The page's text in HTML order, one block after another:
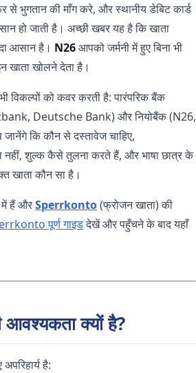
से भुगतान की माँग करे, और स्थानीय डेबिट कार्ड
हो जाती है। अच्छी खबर यह है कि खाता
आसान है। N26आपको जर्मनी में हुए बिना भी
खाता खोलने देता है।
विकल्पों को कवर करती है: पारंपरिक बैंक
Deutsche Bank) और नियोबैंक (N26,
कि कौन से दस्तावेज चाहिए,
नहीं, शुल्क कैसे तुलना करते हैं, और भाषा छात्र के
खाता कौन सा है।
में हैं औरSperrkonto(फ्रोजन खाता) की
पूर्ण गाइडदेखें और पहुँचने के बाद यहाँ
क्यों है?
है: